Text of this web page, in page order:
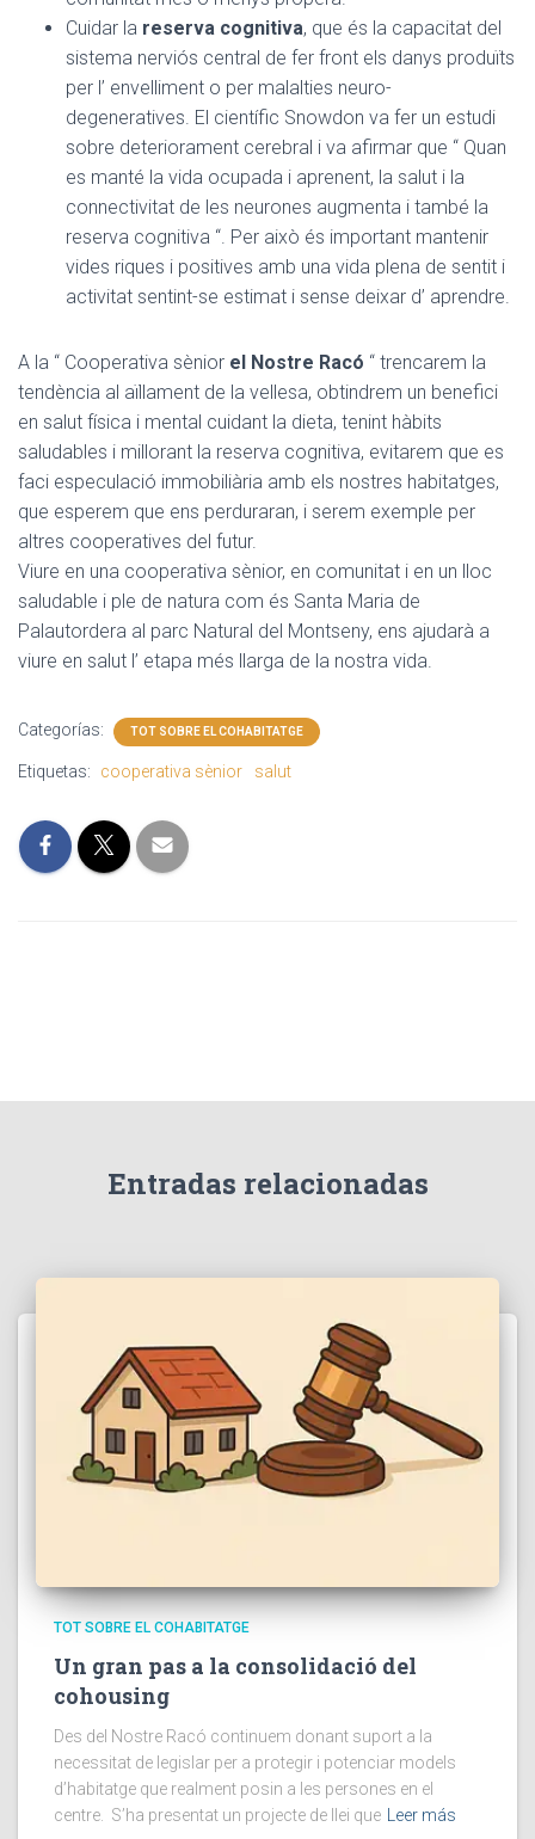
Cuidar la reserva cognitiva, que és la capacitat del
sistema nerviós central de fer front els danys produïts
per l’ envelliment o per malalties neuro-
degeneratives. El científic Snowdon va fer un estudi
sobre deteriorament cerebral i va afirmar que “ Quan
es manté la vida ocupada i aprenent, la salut i la
connectivitat de les neurones augmenta i també la
reserva cognitiva “. Per això és important mantenir
vides riques i positives amb una vida plena de sentit i
activitat sentint-se estimat i sense deixar d’ aprendre.
A la “ Cooperativa sènior el Nostre Racó “ trencarem la
tendència al aïllament de la vellesa, obtindrem un benefici
en salut física i mental cuidant la dieta, tenint hàbits
saludables i millorant la reserva cognitiva, evitarem que es
faci especulació immobiliària amb els nostres habitatges,
que esperem que ens perduraran, i serem exemple per
altres cooperatives del futur.
Viure en una cooperativa sènior, en comunitat i en un lloc
saludable i ple de natura com és Santa Maria de
Palautordera al parc Natural del Montseny, ens ajudarà a
viure en salut l’ etapa més llarga de la nostra vida.
Categorías: TOT SOBRE EL COHABITATGE
Etiquetas: cooperativa sènior salut
Entradas relacionadas
TOT SOBRE EL COHABITATGE
Un gran pas a la consolidació del
cohousing
Des del Nostre Racó continuem donant suport a la
necessitat de legislar per a protegir i potenciar models
d’habitatge que realment posin a les persones en el
centre. S’ha presentat un projecte de llei que
Leer más